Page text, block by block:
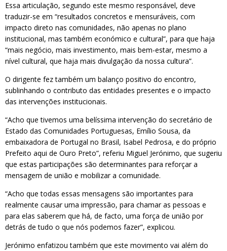
Essa articulação, segundo este mesmo responsável, deve
traduzir-se em “resultados concretos e mensuráveis, com
impacto direto nas comunidades, não apenas no plano
institucional, mas também económico e cultural”, para que haja
“mais negócio, mais investimento, mais bem-estar, mesmo a
nível cultural, que haja mais divulgação da nossa cultura”.
O dirigente fez também um balanço positivo do encontro,
sublinhando o contributo das entidades presentes e o impacto
das intervenções institucionais.
“Acho que tivemos uma belíssima intervenção do secretário de
Estado das Comunidades Portuguesas, Emílio Sousa, da
embaixadora de Portugal no Brasil, Isabel Pedrosa, e do próprio
Prefeito aqui de Ouro Preto”, referiu Miguel Jerónimo, que sugeriu
que estas participações são determinantes para reforçar a
mensagem de união e mobilizar a comunidade.
“Acho que todas essas mensagens são importantes para
realmente causar uma impressão, para chamar as pessoas e
para elas saberem que há, de facto, uma força de união por
detrás de tudo o que nós podemos fazer”, explicou.
Jerónimo enfatizou também que este movimento vai além do